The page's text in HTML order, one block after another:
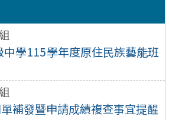
中學115學年度原住民族藝能班
補發暨申請成績複查事宜提醒